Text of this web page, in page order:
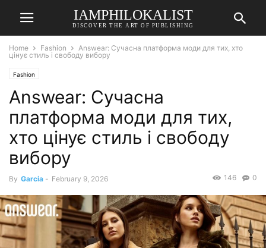
IAMPHILOKALIST
DISCOVER THE ART OF PUBLISHING
Home Fashion
Answear: Сучасна платформа моди для тих, хто
цінує стиль і свободу вибору
Fashion
Answear: Сучасна
платформа моди для тих,
хто цінує стиль і свободу
вибору
By Garcia - February 9, 2026 0
146